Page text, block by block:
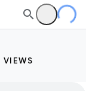
VIEWS